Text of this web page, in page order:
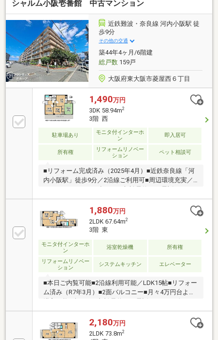
き！すっきりとした住空間が叶います。◇ペット飼育
可（規約制限あり）。◇駅まで平坦なので、移動がし
やすいです。◇２０２６年１月リフォーム内容【交
換】システムキッチン、ユニットバス、洗面化粧台、
トイレタンク、便器本体、建具、給湯器【貼替】ＬＤ
Ｋ・洋室全室・廊下床フローリング貼、洗面室・トイ
レ床クッションフロア貼、玄関土間床フロアタイル貼
シャルム小阪壱番館 中古マンション
近鉄難波・奈良線 河内小阪駅 徒
歩9分
その他の交通
築44年4ヶ月/6階建
総戸数159戸
大阪府東大阪市菱屋西６丁目
1,490万円
3DK 58.94m2
3階 西
駐車場あり
モニタ付インターホ
ン
即入居可
所有権
リフォームリノベー
ション
ペット相談可
■リフォーム完成済み（2025年4月）■近鉄奈良線「河
内小阪駅」徒歩9分／2沿線ご利用可■周辺環境充実／
ーズ
1,880万円
2LDK 67.64m2
3階 東
モニタ付インターホ
ン
浴室乾燥機 所有権
リフォームリノベー
ション
システムキッチン エレベーター
■本日ご内覧可能■2沿線利用可能／LDK15帖■リフォー
ム済み（R7年3月）■2面バルコニー■月々4万円台より
2,180万円
2LDK 73.8m2